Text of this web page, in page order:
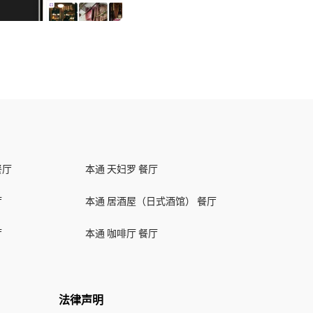
厅 本通 天妇罗 餐厅
本通 居酒屋（日式酒馆） 餐厅
本通 咖啡厅 餐厅
法律声明